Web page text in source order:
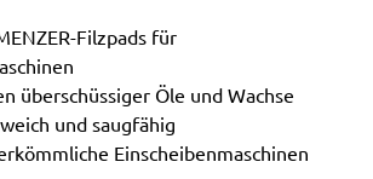
Filzpads für
überschüssiger Öle und Wachse
und saugfähig
Einscheibenmaschinen